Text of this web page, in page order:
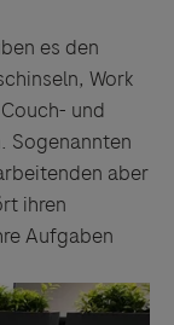
es den
Work
und
Sogenannten
aber
ihren
Aufgaben